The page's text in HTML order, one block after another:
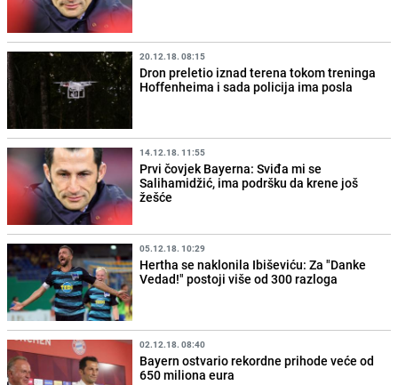
20.12.18. 08:15
Dron preletio iznad terena tokom treninga
Hoffenheima i sada policija ima posla
14.12.18. 11:55
Prvi čovjek Bayerna: Sviđa mi se
Salihamidžić, ima podršku da krene još
žešće
05.12.18. 10:29
Hertha se naklonila Ibiševiću: Za "Danke
Vedad!" postoji više od 300 razloga
02.12.18. 08:40
Bayern ostvario rekordne prihode veće od
650 miliona eura